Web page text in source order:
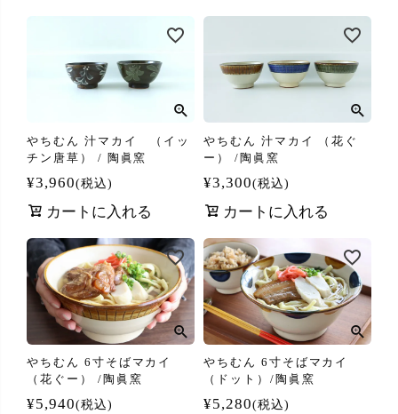
やちむん 汁マカイ （イッ
チン唐草） / 陶眞窯
¥3,960 税込
カートに入れる
やちむん 汁マカイ （花ぐ
ー） /陶眞窯
¥3,300 税込
カートに入れる
やちむん 6寸そばマカイ
（花ぐー） /陶眞窯
¥5,940 税込
やちむん 6寸そばマカイ
（ドット）/陶眞窯
¥5,280 税込